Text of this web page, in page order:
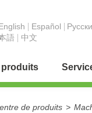
Español
語
中文
produits
de produits >